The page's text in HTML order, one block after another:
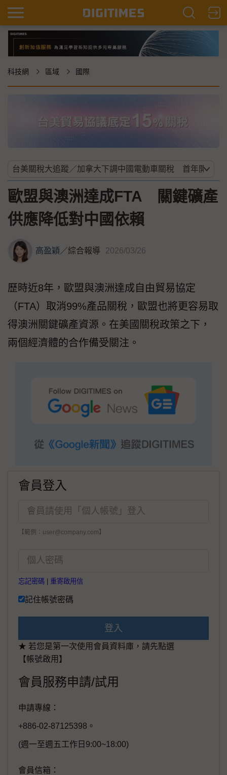
科技網 區域 國際
歐盟與澳洲達成FTA 關鍵礦產
供應降低對中國依賴
高盈穎 ／綜合報導 2026/03/26
歷時近8年，歐盟與澳洲達成自由貿易協定
（FTA）取消99%產品關稅，歐盟也將更容易取
得澳洲關鍵礦產資源。在美國關稅政策之下，
兩個經濟體的合作備受關注。
會員登入
【範例：user@company.com】
忘記密碼 重寄啟用信
記住帳號密碼
登入
★ 若您是第一次使用會員資料庫，請先點選
【帳號啟用】
會員服務申請/試用
申請專線：
+886-02-87125398。
(週一至週五工作日9:00~18:00)
會員信箱：